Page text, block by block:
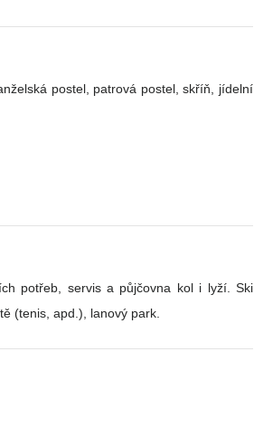
postel, patrová postel, skříň, jídelní
potřeb, servis a půjčovna kol i lyží. Ski
(tenis, apd.), lanový park.